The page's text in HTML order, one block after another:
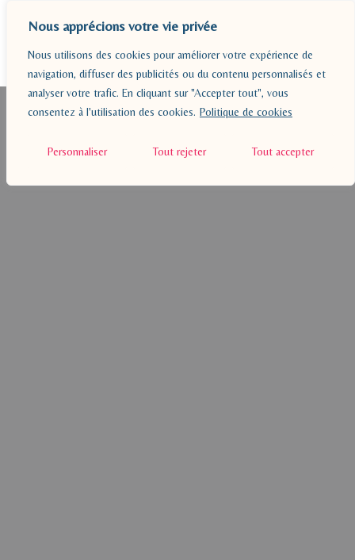
Nous apprécions votre vie privée
Nous utilisons des cookies pour améliorer votre expérience de
navigation, diffuser des publicités ou du contenu personnalisés et
analyser votre trafic. En cliquant sur "Accepter tout", vous
consentez à l'utilisation des cookies. Politique de cookies
Personnaliser Tout rejeter Tout accepter
BLOG
PÉDAGOGIE
A PROPOS